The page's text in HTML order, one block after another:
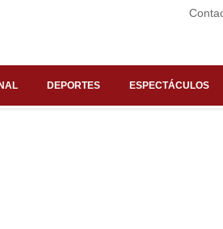
DEPORTES ESPECTÁCULOS